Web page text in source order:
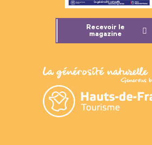
Recevoir le
magazine